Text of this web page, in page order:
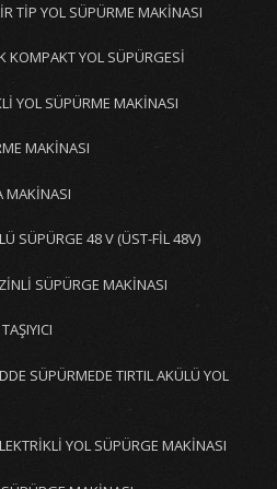
TİP YOL SÜPÜRME MAKİNASI
YOL SÜPÜRGESİ
YOL SÜPÜRME MAKİNASI
MAKİNASI
MAKİNASI
SÜPÜRGE 48 V (ÜST-FİL 48V)
SÜPÜRGE MAKİNASI
SÜPÜRMEDE TIRTIL AKÜLÜ YOL
YOL SÜPÜRGE MAKİNASI